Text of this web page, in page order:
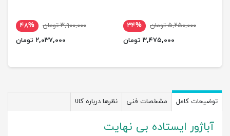
۵,۲۵۰,۰۰۰ تومان
۳۴%
۳,۴۷۵,۰۰۰ تومان
۳,۹۰۰,۰۰۰ تومان
۴۸%
۲,۰۳۷,۰۰۰ تومان
توضیحات کامل مشخصات فنی نظرها درباره کالا
آباژور ایستاده بی نهایت